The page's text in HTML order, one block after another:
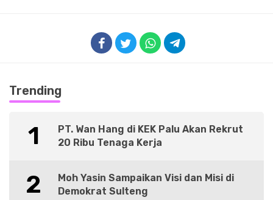
Trending
1
PT. Wan Hang di KEK Palu Akan Rekrut
20 Ribu Tenaga Kerja
2
Moh Yasin Sampaikan Visi dan Misi di
Demokrat Sulteng